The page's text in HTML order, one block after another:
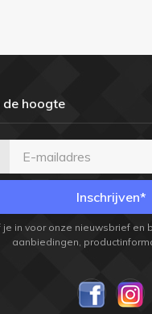
de hoogte
Inschrijven*
je in voor onze nieuwsbrief en
aanbiedingen,